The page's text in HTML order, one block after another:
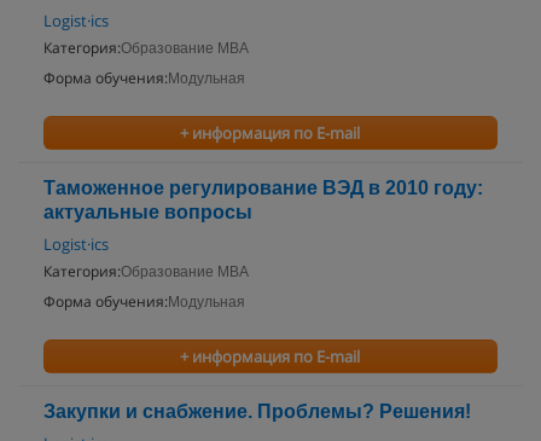
Logist·ics
Категория:Образование MBA
Форма обучения: Модульная
+ информация по E-mail
Таможенное регулирование ВЭД в 2010 году:
актуальные вопросы
Logist·ics
Категория:Образование MBA
Форма обучения: Модульная
+ информация по E-mail
Закупки и снабжение. Проблемы? Решения!